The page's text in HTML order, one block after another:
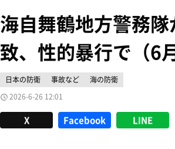
海自舞鶴地方警務
致、性的暴行で（6
日本の防衛 事故など
海の防衛
2026-6-26 12:01
X Facebook LINE